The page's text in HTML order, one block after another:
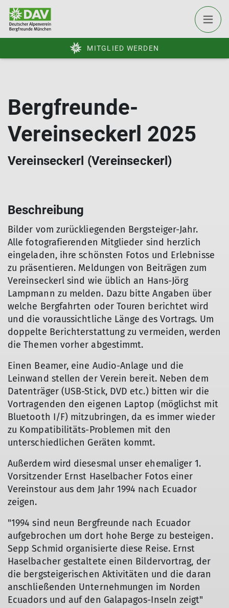
MITGLIED WERDEN
Bergfreunde-
Vereinseckerl 2025
Vereinseckerl (Vereinseckerl)
Beschreibung
Bilder vom zurückliegenden Bergsteiger-Jahr.
Alle fotografierenden Mitglieder sind herzlich
eingeladen, ihre schönsten Fotos und Erlebnisse
zu präsentieren. Meldungen von Beiträgen zum
Vereinseckerl sind wie üblich an Hans-Jörg
Lampmann zu melden. Dazu bitte Angaben über
welche Bergfahrten oder Touren berichtet wird
und die voraussichtliche Länge des Vortrags. Um
doppelte Berichterstattung zu vermeiden, werden
die Themen vorher abgestimmt.
Einen Beamer, eine Audio-Anlage und die
Leinwand stellen der Verein bereit. Neben dem
Datenträger (USB-Stick, DVD etc.) bitten wir die
Vortragenden den eigenen Laptop (möglichst mit
Bluetooth I/F) mitzubringen, da es immer wieder
zu Kompatibilitäts-Problemen mit den
unterschiedlichen Geräten kommt.
Außerdem wird diesesmal unser ehemaliger 1.
Vorsitzender Ernst Haselbacher Fotos einer
Vereinstour aus dem Jahr 1994 nach Ecuador
zeigen.
"1994 sind neun Bergfreunde nach Ecuador
aufgebrochen um dort hohe Berge zu besteigen.
Sepp Schmid organisierte diese Reise. Ernst
Haselbacher gestaltete einen Bildervortrag, der
die bergsteigerischen Aktivitäten und die daran
anschließenden Unternehmungen im Norden
Ecuadors und auf den Galapagos-Inseln zeigt"